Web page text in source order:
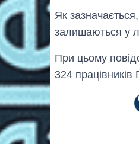
Як
залишаються у
При цьому
324